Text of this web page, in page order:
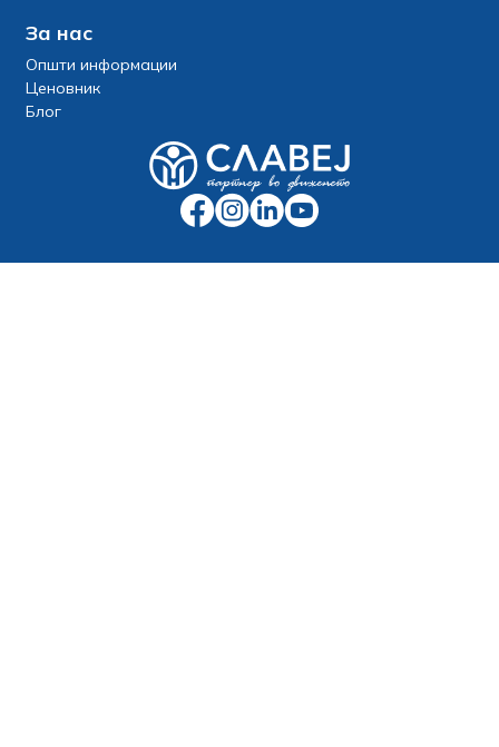
За нас
Општи информации
Ценовник
Блог